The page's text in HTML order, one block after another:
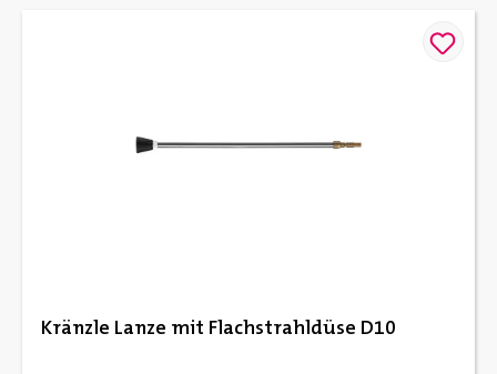
Kränzle Lanze mit Flachstrahldüse D10